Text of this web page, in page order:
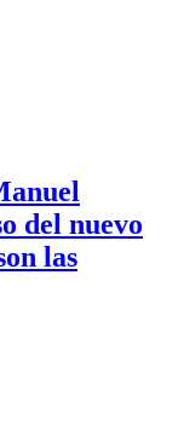
del nuevo
las